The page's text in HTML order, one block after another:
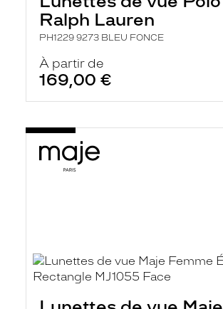
Ralph Lauren
PH1229 9273 BLEU FONCE
À partir de
169,00 €